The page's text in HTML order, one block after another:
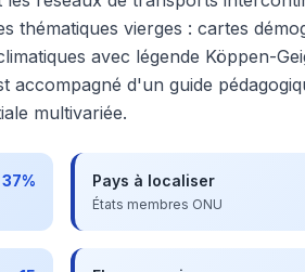
thématiques vierges : cartes
avec légende Köppen-
d'un guide
multivariée.
37% Pays à localiser
États membres ONU